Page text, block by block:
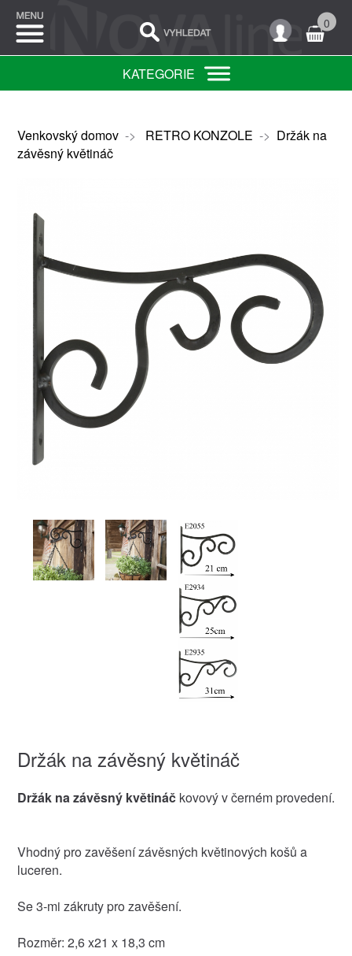
0
KATEGORIE
Venkovský domov-> RETRO KONZOLE -> Držák na
závěsný květináč
Držák na závěsný květináč
Držák na závěsný květináč kovový v černém provedení.
Vhodný pro zavěšení závěsných květinových košů a
luceren.
Se 3-mi zákruty pro zavěšení.
Rozměr: 2,6 x21 x 18,3 cm